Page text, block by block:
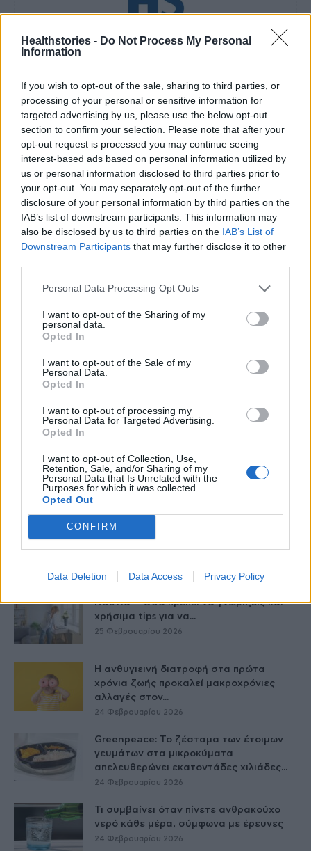
Healthstories - Do Not Process My Personal
Information
If you wish to opt-out of the sale, sharing to third parties, or
processing of your personal or sensitive information for
targeted advertising by us, please use the below opt-out
section to confirm your selection. Please note that after your
opt-out request is processed you may continue seeing
interest-based ads based on personal information utilized by
us or personal information disclosed to third parties prior to
your opt-out. You may separately opt-out of the further
disclosure of your personal information by third parties on the
IAB’s list of downstream participants. This information may
also be disclosed by us to third parties on the IAB’s List of
Downstream Participants that may further disclose it to other
Personal Data Processing Opt Outs
I want to opt-out of the Sharing of my
personal data.
Opted In
I want to opt-out of the Sale of my
Personal Data.
Opted In
I want to opt-out of processing my
Personal Data for Targeted Advertising.
Opted In
I want to opt-out of Collection, Use,
Retention, Sale, and/or Sharing of my
Personal Data that Is Unrelated with the
Purposes for which it was collected.
Opted Out
CONFIRM
Data Deletion Data Access Privacy Policy
healthstories
Δείτε Ακόμη
μετά...
27 Φεβρουαρίου 2026
έλλειψη πειθαρχίας – Λειτουργεί ως...
27 Φεβρουαρίου 2026
Κατάθλιψη και αγχώδεις διαταραχές:
Ποια διατροφή μπορεί να βοηθήσει;
Παχυσαρκία: Οι φαρμακευτικές
25 Φεβρουαρίου 2026
Ναυτία – Όσα πρέπει να γνωρίζεις και
χρήσιμα tips για να...
25 Φεβρουαρίου 2026
Η ανθυγιεινή διατροφή στα πρώτα
χρόνια ζωής προκαλεί μακροχρόνιες
αλλαγές στον...
24 Φεβρουαρίου 2026
Greenpeace: Το ζέσταμα των έτοιμων
γευμάτων στα μικροκύματα
απελευθερώνει εκατοντάδες χιλιάδες...
24 Φεβρουαρίου 2026
Τι συμβαίνει όταν πίνετε ανθρακούχο
νερό κάθε μέρα, σύμφωνα με έρευνες
24 Φεβρουαρίου 2026